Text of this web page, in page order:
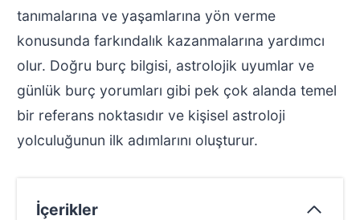
tanımalarına ve yaşamlarına yön verme
konusunda farkındalık kazanmalarına yardımcı
olur. Doğru burç bilgisi, astrolojik uyumlar ve
günlük burç yorumları gibi pek çok alanda temel
bir referans noktasıdır ve kişisel astroloji
yolculuğunun ilk adımlarını oluşturur.
İçerikler